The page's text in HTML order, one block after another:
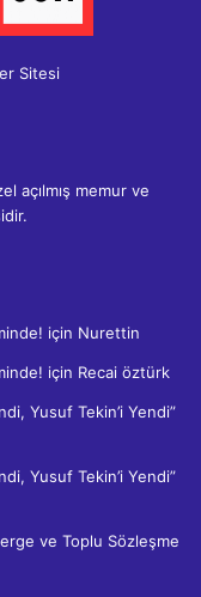
Sitesi
açılmış memur ve
için Nurettin
için Recai öztürk
Yusuf Tekin’i Yendi”
Yusuf Tekin’i Yendi”
ve Toplu Sözleşme